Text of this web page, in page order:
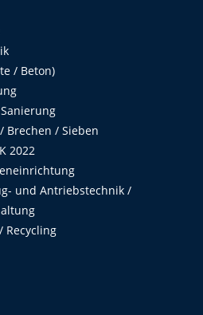
/ Beton)
Brechen / Sieben
2022
und Antriebstechnik /
Recycling